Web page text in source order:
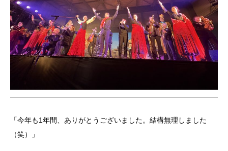
「今年も1年間、ありがとうございました。結構無理しました
（笑）」